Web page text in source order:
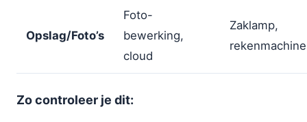
Opslag/Foto’s
Foto-
bewerking,
cloud
Zaklamp,
rekenmachine
Zo controleer je dit: